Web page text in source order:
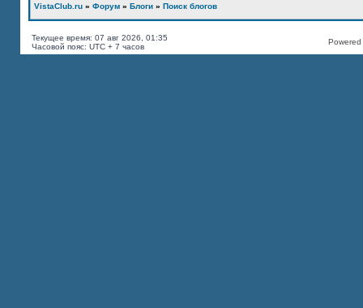
VistaClub.ru » Форум » Блоги » Поиск блогов
Текущее время: 07 авг 2026, 01:35
Часовой пояс: UTC + 7 часов